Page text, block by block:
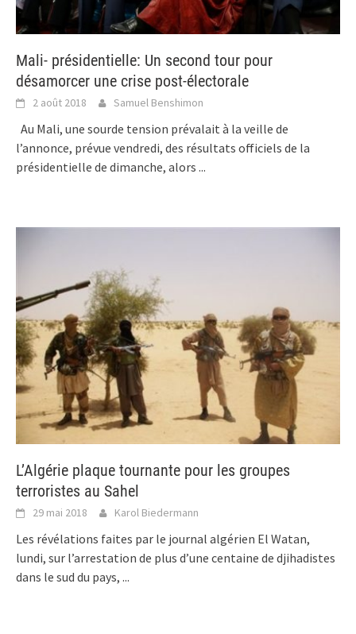
Mali- présidentielle: Un second tour pour
désamorcer une crise post-électorale
2 août 2018 Samuel Benshimon
Au Mali, une sourde tension prévalait à la veille de
l’annonce, prévue vendredi, des résultats officiels de la
présidentielle de dimanche, alors ...
L’Algérie plaque tournante pour les groupes
terroristes au Sahel
29 mai 2018 Karol Biedermann
Les révélations faites par le journal algérien El Watan,
lundi, sur l’arrestation de plus d’une centaine de djihadistes
dans le sud du pays, ...